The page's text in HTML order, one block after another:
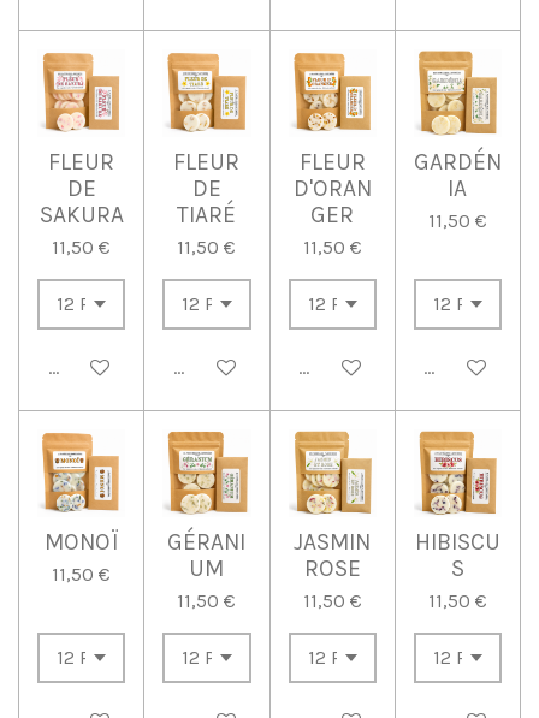
FLEUR
DE
SAKURA
11,50 €
Ajouter au panier
FLEUR
DE
TIARÉ
11,50 €
Ajouter au panier
FLEUR
D'ORAN
GER
11,50 €
Ajouter au panier
GARDÉN
IA
11,50 €
Ajouter au
MONOÏ
11,50 €
GÉRANI
UM
11,50 €
JASMIN
ROSE
11,50 €
HIBISCU
S
11,50 €